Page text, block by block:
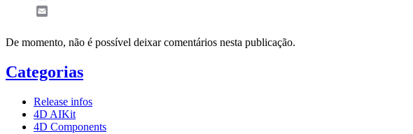
De momento, não é possível deixar comentários nesta publicação.
Categorias
Release infos
4D AIKit
4D Components